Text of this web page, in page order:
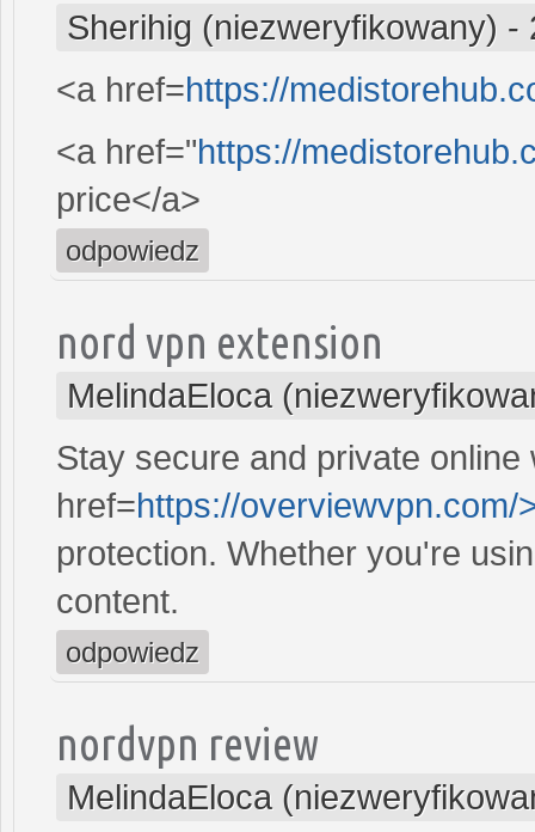
Sherihig (niezweryfikowany) -
<a href=https://
<a href="https://
price</a>
odpowiedz
nord vpn extension
MelindaEloca
Stay secure and private online
href=https://overviewvpn.com/
protection. Whether you're
content.
odpowiedz
nordvpn review
MelindaEloca